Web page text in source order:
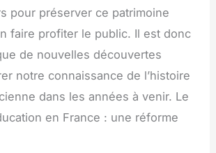
pour préserver ce patrimoine
faire profiter le public. Il est donc
de nouvelles découvertes
notre connaissance de l’histoire
dans les années à venir. Le
en France : une réforme